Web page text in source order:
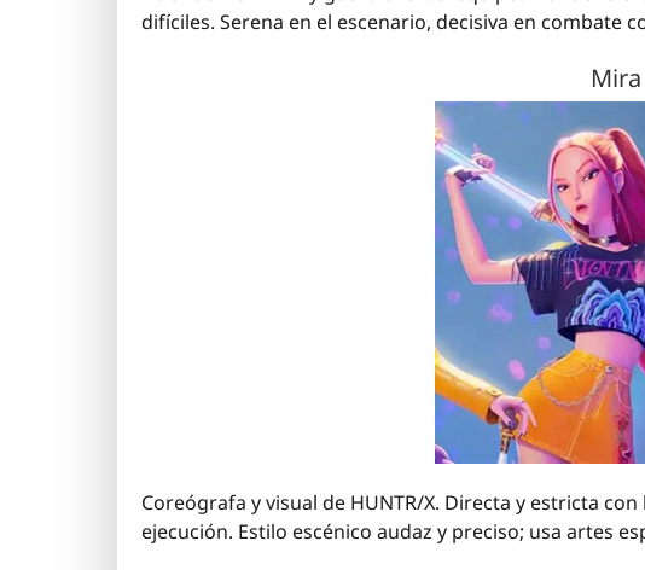
difíciles. Serena en el escenario, decisiva en combate
Mira
Coreógrafa y visual de HUNTR/X. Directa y estricta
ejecución. Estilo escénico audaz y preciso; usa artes